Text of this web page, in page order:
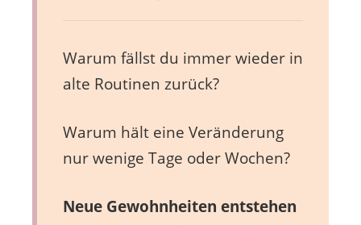
Warum fällst du immer wieder in
alte Routinen zurück?
Warum hält eine Veränderung
nur wenige Tage oder Wochen?
Neue Gewohnheiten entstehen